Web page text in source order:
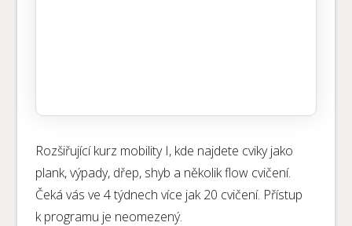
Rozšiřující kurz mobility I, kde najdete cviky jako
plank, výpady, dřep, shyb a několik flow cvičení.
Čeká vás ve 4 týdnech více jak 20 cvičení. Přístup
k programu je neomezený.